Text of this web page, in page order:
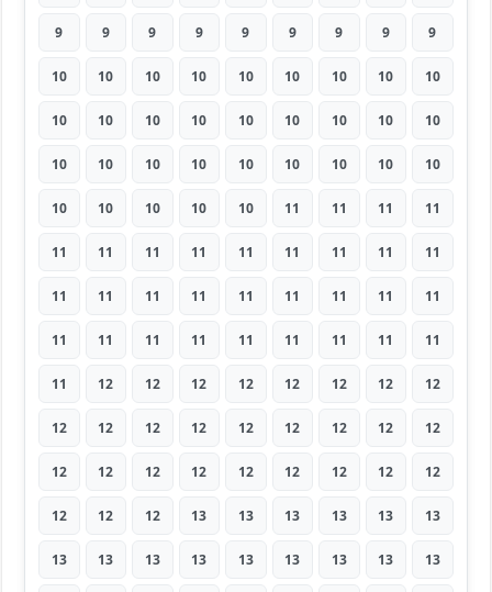
9 9 9 9 9 9 9 9 9
10 10 10 10 10 10 10 10 10
10 10 10 10 10 10 10 10 10
10 10 10 10 10 10 10 10 10
10 10 10 10 10 11 11 11 11
11 11 11 11 11 11 11 11 11
11 11 11 11 11 11 11 11 11
11 11 11 11 11 11 11 11 11
11 12 12 12 12 12 12 12 12
12 12 12 12 12 12 12 12 12
12 12 12 12 12 12 12 12 12
12 12 12 13 13 13 13 13 13
13 13 13 13 13 13 13 13 13